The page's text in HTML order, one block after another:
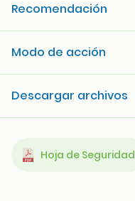
Recomendación
Modo de acción
Hoja de Seguridad
Descargar archivos